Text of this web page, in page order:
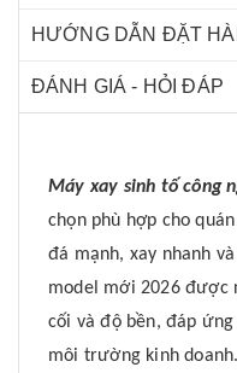
HƯỚNG DẪN ĐẶT
ĐÁNH GIÁ - HỎI ĐÁP
Máy xay sinh tố công
chọn phù hợp cho
đá mạnh, xay nhanh
model mới 2026 được
cối và độ bền, đáp
môi trường kinh doanh.